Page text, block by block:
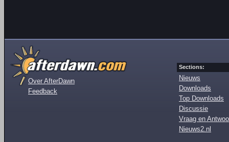
Over AfterDawn
Feedback
Sections:
Nieuws
Downloads
Top Downloads
Discussie
Vraag en
Nieuws2.nl